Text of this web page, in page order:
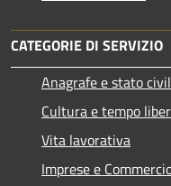
CATEGORIE DI SERVIZIO
Anagrafe e stato
Cultura e tempo
Vita lavorativa
Imprese e